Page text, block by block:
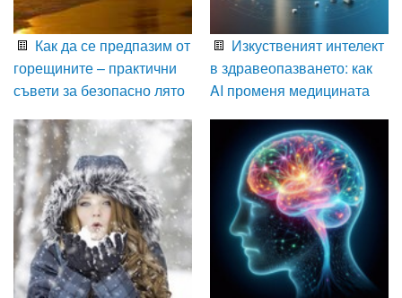
Как да се предпазим от
горещините – практични
съвети за безопасно лято
Изкуственият интелект
в здравеопазването: как
AI променя медицината